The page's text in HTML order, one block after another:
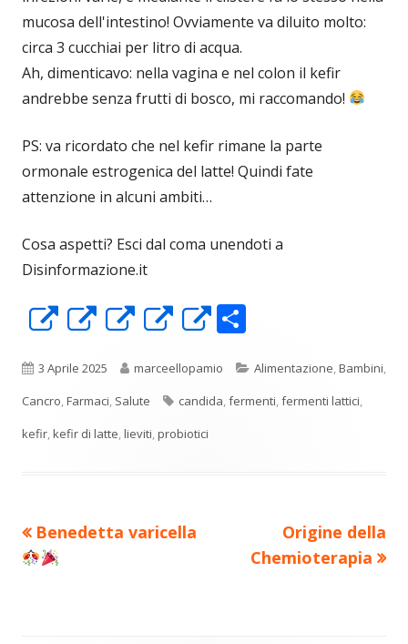
mucosa dell'intestino! Ovviamente va diluito molto:
circa 3 cucchiai per litro di acqua.
Ah, dimenticavo: nella vagina e nel colon il kefir
andrebbe senza frutti di bosco, mi raccomando!
PS: va ricordato che nel kefir rimane la parte
ormonale estrogenica del latte! Quindi fate
attenzione in alcuni ambiti…
Cosa aspetti? Esci dal coma unendoti a
Disinformazione.it
Apre
una
nuova
finestra
Apre
una
nuova
finestra
Apre
una
nuova
finestra
Apre
una
nuova
finestra
Apre
una
nuova
n
di
Pubblicato
3 Aprile 2025 Autore
marceellopamio Categorie
Alimentazione,Bambini,
Cancro,Farmaci, Salute Tag
candida,fermenti,fermenti lattici,
kefir,kefir di latte,lieviti,probiotici
Navigazione
Precedente
articolo:
Benedetta varicella
Nuovo
articolo:
Origine della
Chemioterapia